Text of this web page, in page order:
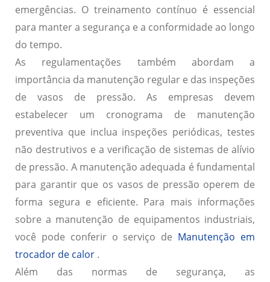
emergências. O treinamento contínuo é essencial
para manter a segurança e a conformidade ao longo
do tempo.
As regulamentações também abordam a
importância da manutenção regular e das inspeções
de vasos de pressão. As empresas devem
estabelecer um cronograma de manutenção
preventiva que inclua inspeções periódicas, testes
não destrutivos e a verificação de sistemas de alívio
de pressão. A manutenção adequada é fundamental
para garantir que os vasos de pressão operem de
forma segura e eficiente. Para mais informações
sobre a manutenção de equipamentos industriais,
você pode conferir o serviço de Manutenção em
trocador de calor .
Além das normas de segurança, as